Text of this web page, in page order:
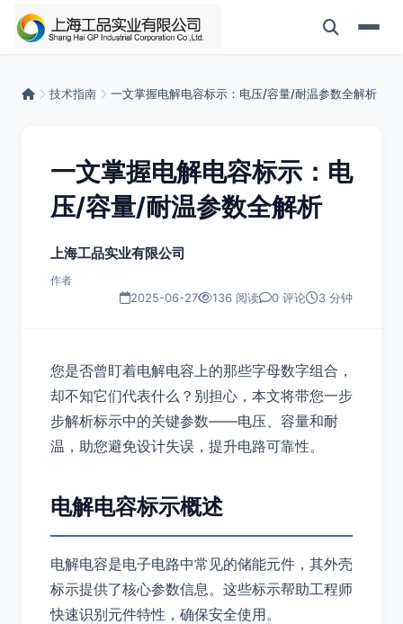
技术指南 一文掌握电解电容标示：电压/容量/耐温参数全解析
一文掌握电解电容标示：电
压/容量/耐温参数全解析
上海工品实业有限公司
作者
2025-06-27 136 阅读 0 评论 3 分钟
您是否曾盯着电解电容上的那些字母数字组合，
却不知它们代表什么？别担心，本文将带您一步
步解析标示中的关键参数——电压、容量和耐
温，助您避免设计失误，提升电路可靠性。
电解电容标示概述
电解电容是电子电路中常见的储能元件，其外壳
标示提供了核心参数信息。这些标示帮助工程师
快速识别元件特性，确保安全使用。